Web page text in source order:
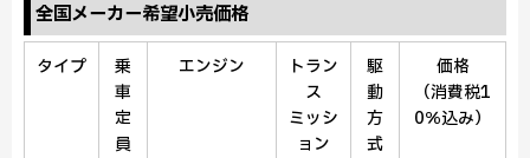
全国メーカー希望小売価格
タイプ
乗
車
定
員
エンジン
トラン
ス
ミッシ
ョン
駆
動
方
式
価格
（消費税1
0％込み）